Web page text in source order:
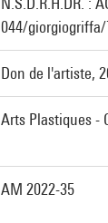
044/
Don de l'artiste,
Arts Plastiques -
AM 2022-35